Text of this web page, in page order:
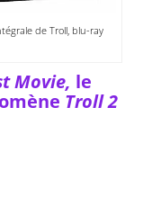
de Troll, blu-ray
Movie, le
Troll 2